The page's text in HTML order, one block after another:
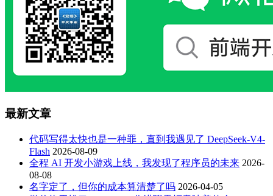
最新文章
代码写得太快也是一种罪，直到我遇见了 DeepSeek-V4-
Flash 2026-08-09
全程 AI 开发小游戏上线，我发现了程序员的未来 2026-
08-08
名字定了，但你的成本算清楚了吗 2026-04-05